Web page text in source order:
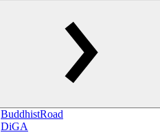
BuddhistRoad
DiGA